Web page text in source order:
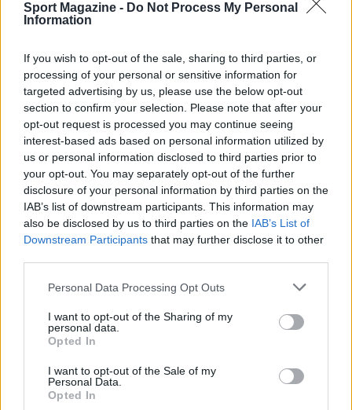
Sport Magazine - Do Not Process My Personal
Information
If you wish to opt-out of the sale, sharing to third parties, or
processing of your personal or sensitive information for
targeted advertising by us, please use the below opt-out
section to confirm your selection. Please note that after your
opt-out request is processed you may continue seeing
interest-based ads based on personal information utilized by
us or personal information disclosed to third parties prior to
your opt-out. You may separately opt-out of the further
disclosure of your personal information by third parties on the
IAB’s list of downstream participants. This information may
also be disclosed by us to third parties on the IAB’s List of
Downstream Participants that may further disclose it to other
Please note that this website/app uses one or more Google
not limited to your visit or usage behaviour. You may click to
grant or deny consent to Google and its third-party tags to
use your data for below specified purposes in below Google
consent section.
Personal Data Processing Opt Outs
I want to opt-out of the Sharing of my
personal data.
Opted In
I want to opt-out of the Sale of my
Personal Data.
Opted In
Continua a leggere
RISULTATI
Serie A, l’Inter chiude a 87 punti: il distacco dal Napoli
è di 11 lunghezze
Francesca Lombardi · 5 Giu 2026
RISULTATI
Jung decisivo con un fuoricampo da due punti:
Rangers 4 Athletics 3